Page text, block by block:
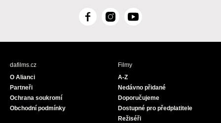
F
c
I
s
Y
u
dafilms.cz
O Alianci
Partneři
Ochrana soukromí
Obchodní podmínky
Filmy
A-Z
Nedávno přidané
Doporučujeme
Dostupné pro předplatitele
Režiséři